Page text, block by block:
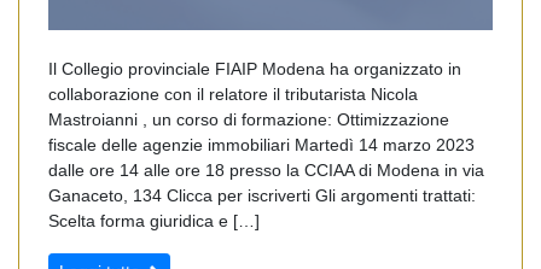
Il Collegio provinciale FIAIP Modena ha organizzato in
collaborazione con il relatore il tributarista Nicola
Mastroianni , un corso di formazione: Ottimizzazione
fiscale delle agenzie immobiliari Martedì 14 marzo 2023
dalle ore 14 alle ore 18 presso la CCIAA di Modena in via
Ganaceto, 134 Clicca per iscriverti Gli argomenti trattati:
Scelta forma giuridica e […]